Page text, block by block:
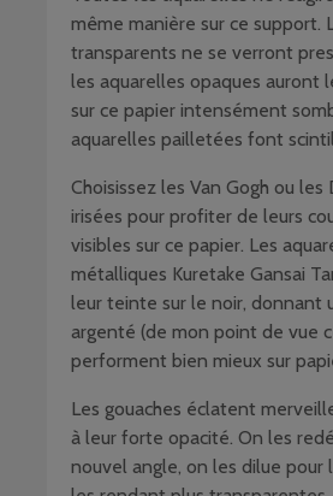
même manière sur ce support.
transparents ne se verront
les aquarelles opaques auront
sur ce papier intensément
aquarelles pailletées font
Choisissez les Van Gogh ou les
irisées pour profiter de leurs
visibles sur ce papier. Les
métalliques Kuretake Gansai
leur teinte sur le noir, donnant
argenté (de mon point de vue
performent bien mieux sur
Les gouaches éclatent
à leur forte opacité. On les
nouvel angle, on les dilue pour